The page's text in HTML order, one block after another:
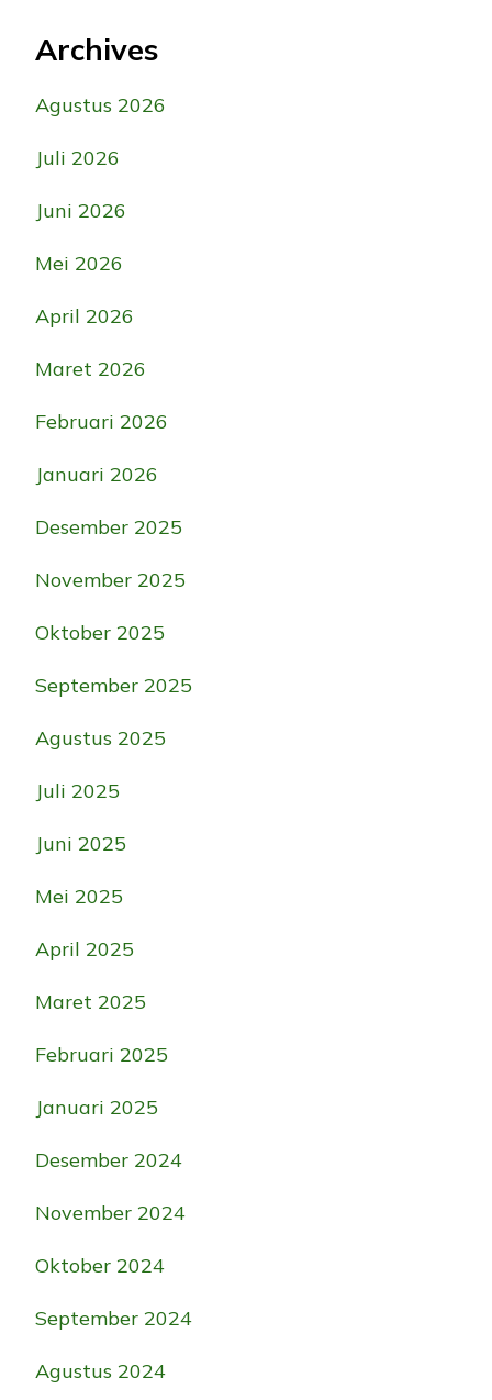
Archives
Agustus 2026
Juli 2026
Juni 2026
Mei 2026
April 2026
Maret 2026
Februari 2026
Januari 2026
Desember 2025
November 2025
Oktober 2025
September 2025
Agustus 2025
Juli 2025
Juni 2025
Mei 2025
April 2025
Maret 2025
Februari 2025
Januari 2025
Desember 2024
November 2024
Oktober 2024
September 2024
Agustus 2024